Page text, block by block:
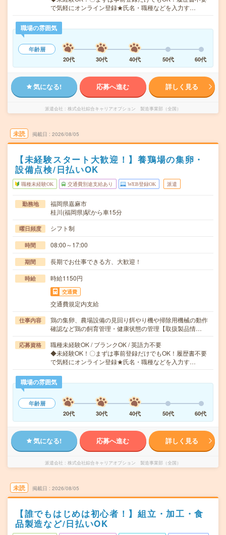
で気軽にオンライン登録★氏名・職種などを入力す…
職場の雰囲気
年齢層
20代
30代 40代 50代 60代
気になる! 応募へ進む 詳しく見る
派遣会社 株式会社綜合キャリアオプション 製造事業部（全国）
未読 掲載日 2026/08/05
【未経験スタート大歓迎！】養鶏場の集卵・
設備点検/日払いOK
職種未経験OK 交通費別途支給あり WEB登録OK 派遣
勤務地
福岡県嘉麻市
桂川(福岡県)駅から車15分
曜日頻度 シフト制
時間 08:00～17:00
期間 長期でお仕事できる方、大歓迎！
時給 時給1150円
交通費
交通費規定内支給
仕事内容
鶏の集卵、農場設備の見回り餌やり機や掃除用機械の動作
確認など鶏の飼育管理・健康状態の管理【取扱製品情…
応募資格
職種未経験OK / ブランクOK / 英語力不要
◆未経験OK！〇まずは事前登録だけでもOK！履歴書不要
で気軽にオンライン登録★氏名・職種などを入力す…
職場の雰囲気
年齢層
20代
30代 40代 50代 60代
気になる! 応募へ進む 詳しく見る
派遣会社 株式会社綜合キャリアオプション 製造事業部（全国）
未読 掲載日 2026/08/05
【誰でもはじめは初心者！】組立・加工・食
品製造など/日払いOK